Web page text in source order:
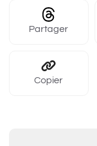
Partager
Copier